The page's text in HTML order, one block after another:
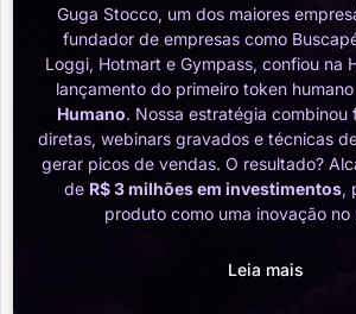
Guga Stocco, um dos maiores
fundador de empresas como
Loggi, Hotmart e Gympass, confiou na
lançamento do primeiro token
Humano. Nossa estratégia combinou
diretas, webinars gravados e técnicas
gerar picos de vendas. O resultado?
de R$ 3 milhões em investimentos,
produto como uma inovação no
Leia mais